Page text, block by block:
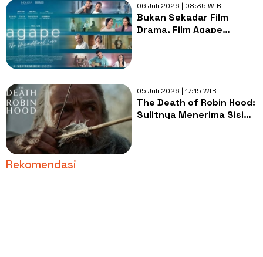
06 Juli 2026 | 08:35 WIB
Bukan Sekadar Film
Drama, Film Agape
05 Juli 2026 | 17:15 WIB
The Death of Robin Hood:
Sulitnya Menerima Sisi
Rekomendasi